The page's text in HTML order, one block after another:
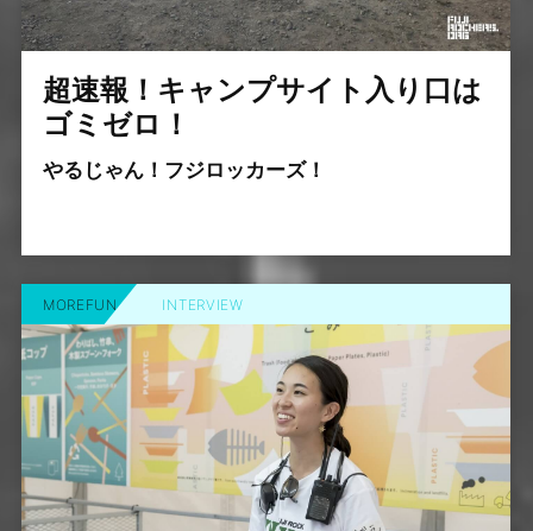
超速報！キャンプサイト入り口は
ゴミゼロ！
やるじゃん！フジロッカーズ！
MOREFUN INTERVIEW